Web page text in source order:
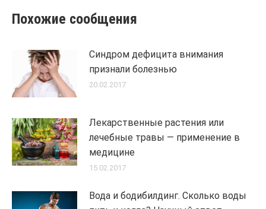
Похожие сообщения
Синдром дефицита внимания
признали болезнью
20.02.2017
Лекарственные растения или
лечебные травы — применение в
медицине
15.02.2017
Вода и бодибилдинг. Сколько воды